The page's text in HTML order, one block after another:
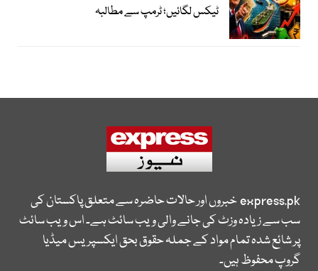
ٹیکس لگائیں؛ ٹرمپ سے مطالبہ
express.pkخبروں اور حالات حاضرہ سے متعلق پاکستان کی
سب سے زیادہ وزٹ کی جانے والی ویب سائٹ ہے۔ اس ویب سائٹ
پر شائع شدہ تمام مواد کے جملہ حقوق بحق ایکسپریس میڈیا
گروپ محفوظ ہیں۔